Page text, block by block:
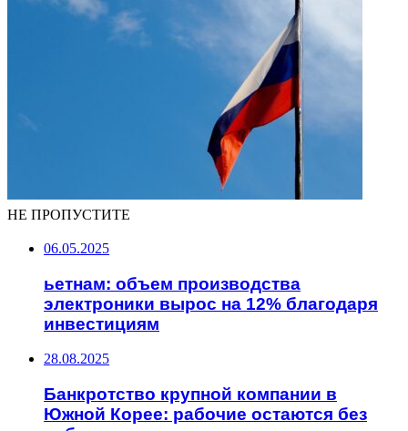
НЕ ПРОПУСТИТЕ
06.05.2025
ьетнам: объем производства
электроники вырос на 12% благодаря
инвестициям
28.08.2025
Банкротство крупной компании в
Южной Корее: рабочие остаются без